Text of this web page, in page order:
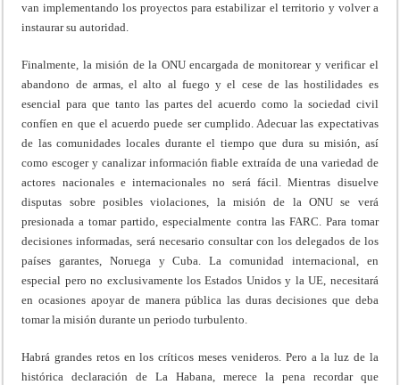
van implementando los proyectos para estabilizar el territorio y volver a
instaurar su autoridad.
Finalmente, la misión de la ONU encargada de monitorear y verificar el
abandono de armas, el alto al fuego y el cese de las hostilidades es
esencial para que tanto las partes del acuerdo como la sociedad civil
confíen en que el acuerdo puede ser cumplido. Adecuar las expectativas
de las comunidades locales durante el tiempo que dura su misión, así
como escoger y canalizar información fiable extraída de una variedad de
actores nacionales e internacionales no será fácil. Mientras disuelve
disputas sobre posibles violaciones, la misión de la ONU se verá
presionada a tomar partido, especialmente contra las FARC. Para tomar
decisiones informadas, será necesario consultar con los delegados de los
países garantes, Noruega y Cuba. La comunidad internacional, en
especial pero no exclusivamente los Estados Unidos y la UE, necesitará
en ocasiones apoyar de manera pública las duras decisiones que deba
tomar la misión durante un periodo turbulento.
Habrá grandes retos en los críticos meses venideros. Pero a la luz de la
histórica declaración de La Habana, merece la pena recordar que